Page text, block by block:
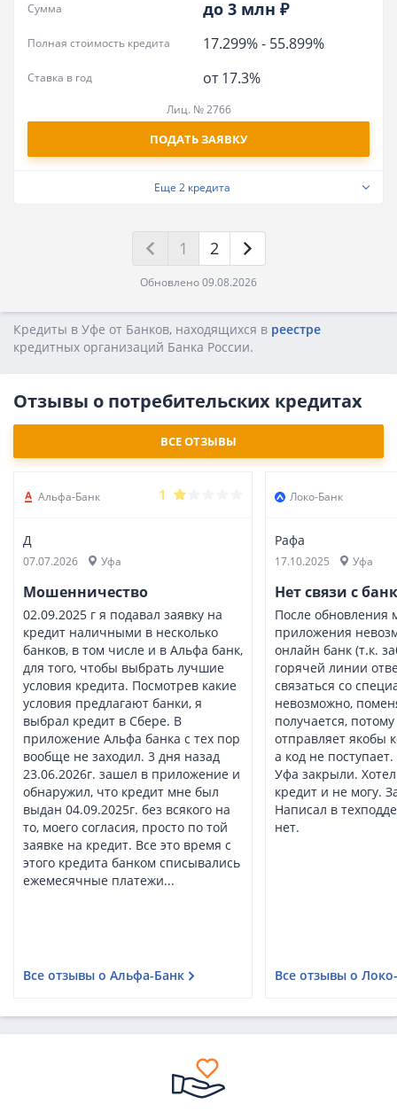
до 3 млн ₽
Сумма
17.299%- 55.899%
Полная стоимость кредита
от 17.3%
Ставка в год
Лиц. № 2766
ПОДАТЬ ЗАЯВКУ
Еще 2 кредита
1 2
Обновлено 09.08.2026
Кредиты в Уфе от Банков, находящихся в реестре
кредитных opгaнизaций Бaнкa Poccии.
Отзывы о потребительских кредитах
ВСЕ ОТЗЫВЫ
Альфа-Банк 1
Д
07.07.2026 Уфа
Мошенничество
02.09.2025 г я подавал заявку на
кредит наличными в несколько
банков, в том числе и в Альфа банк,
для того, чтобы выбрать лучшие
условия кредита. Посмотрев какие
условия предлагают банки, я
выбрал кредит в Сбере. В
приложение Альфа банка с тех пор
вообще не заходил. 3 дня назад
23.06.2026г. зашел в приложение и
обнаружил, что кредит мне был
выдан 04.09.2025г. без всякого на
то, моего согласия, просто по той
заявке на кредит. Все это время с
этого кредита банком списывались
ежемесячные платежи...
Все отзывы о Альфа-Банк
Локо-Банк
Рафа
17.10.2025 Уфа
Нет связи с
После обновления
приложения
онлайн банк (т.к.
горячей линии
связаться со
невозможно,
получается,
отправляет якобы
а код не
Уфа закрыли.
кредит и не могу.
Написал в
нет.
Все отзывы о